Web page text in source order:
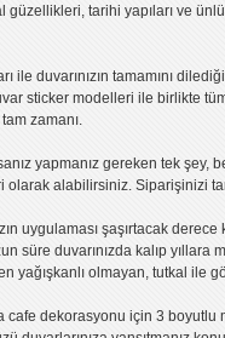
güzellikleri, tarihi yapıları ve
ile duvarınızın tamamını
sticker modelleri ile birlikte
zamanı.
yapmanız gereken tek şey,
olarak alabilirsiniz. Siparişinizi
uygulaması şaşırtacak derece
süre duvarınızda kalıp yıllara
yağışkanlı olmayan, tutkal ile
cafe dekorasyonu için 3 boyutlu